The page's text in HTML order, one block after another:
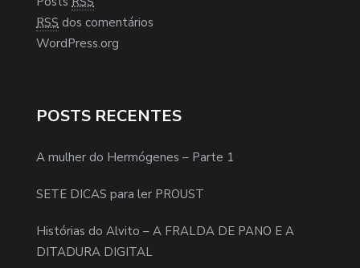
RSS dos comentários
WordPress.org
POSTS RECENTES
A mulher do Hermógenes – Parte 1
SETE DICAS para ler PROUST
Histórias do Alvito – A FRALDA DE PANO E A
DITADURA DIGITAL